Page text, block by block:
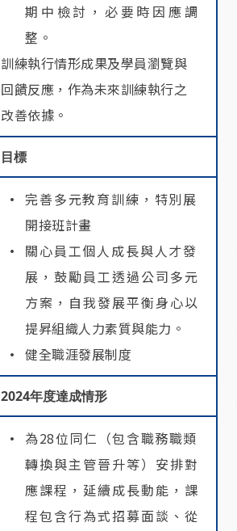
期中檢討，必要時因應調
整。
訓練執行情形成果及學員瀏覽與
回饋反應，作為未來訓練執行之
改善依據。
目標
完善多元教育訓練，特別展
開接班計畫
關心員工個人成長與人才發
展，鼓勵員工透過公司多元
方案，自我發展平衡身心以
提昇組織人力素質與能力。
健全職涯發展制度
2024年度達成情形
為28位同仁（包含職務職類
轉換與主管晉升等）安排對
應課程，延續成長動能，課
程包含行為式招募面談、從